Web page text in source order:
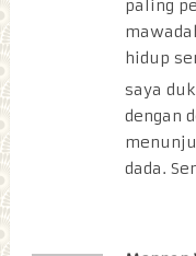
paling
hidup
saya
dengan
dada.